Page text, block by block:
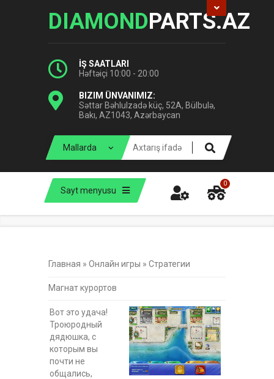
DIAMONDPARTS.AZ
İŞ SAATLARI
Həftəiçi 10:00 - 20:00
BIZIM ÜNVANIMIZ:
Səttar Bəhlulzadə küç, 52A, Bülbulə,
Bakı, AZ1043, Azərbaycan
Sayt menyusu
0
Главная » Онлайн игры » Стратегии
Магнат курортов
Вот это удача!
Троюродный
дядюшка, с
которым вы
почти не
общались,